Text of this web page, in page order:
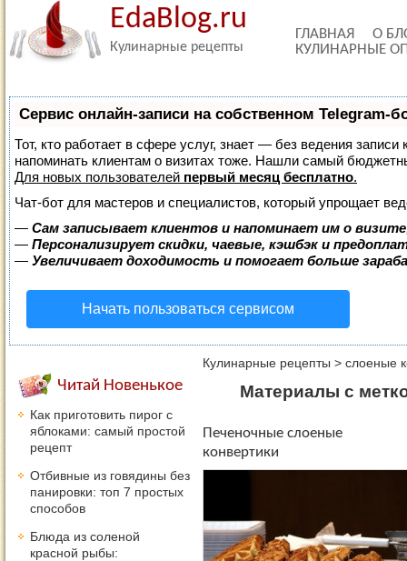
EdaBlog.ru
Кулинарные рецепты
ГЛАВНАЯ
О
КУЛИНАРНЫЕ
Сервис онлайн-записи на собственном Telegram-
Тот, кто работает в сфере услуг, знает — без ведения
напоминать клиентам о визитах тоже. Нашли самый
Для новых пользователей первый месяц бесплатно.
Чат-бот для мастеров и специалистов, который упрощает
— Сам записывает клиентов и напоминает им о
— Персонализирует скидки, чаевые, кэшбэк и
— Увеличивает доходимость и помогает больше
Начать пользоваться сервисом
Кулинарные рецепты > слоеные
Материалы с
Печеночные слоеные
конвертики
Читай Новенькое
Как приготовить пирог с
яблоками: самый простой
рецепт
Отбивные из говядины без
панировки: топ 7 простых
способов
Блюда из соленой
красной рыбы: